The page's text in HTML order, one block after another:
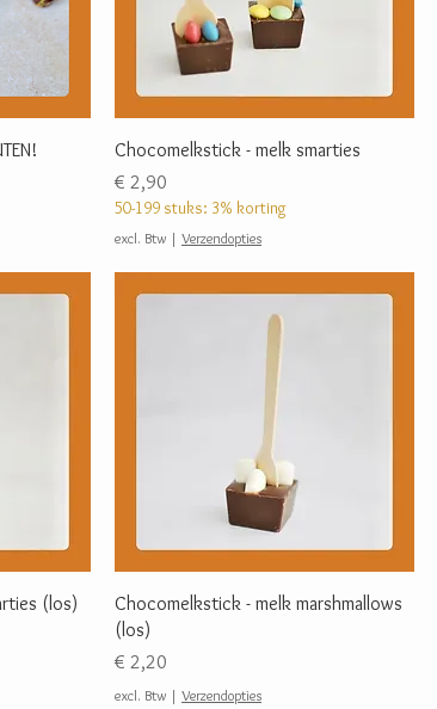
Chocomelkstick - melk smarties
Prijs
€ 2,90
50-199 stuks: 3% korting
excl. Btw | Verzendopties
(los)
Chocomelkstick - melk marshmallows
(los)
Prijs
€ 2,20
excl. Btw | Verzendopties